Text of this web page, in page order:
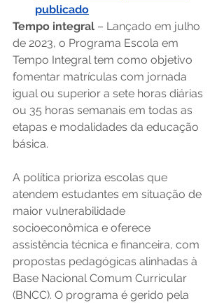
publicado
Tempo integral – Lançado em julho
de 2023, o Programa Escola em
Tempo Integral tem como objetivo
fomentar matrículas com jornada
igual ou superior a sete horas diárias
ou 35 horas semanais em todas as
etapas e modalidades da educação
básica.
A política prioriza escolas que
atendem estudantes em situação de
maior vulnerabilidade
socioeconômica e oferece
assistência técnica e financeira, com
propostas pedagógicas alinhadas à
Base Nacional Comum Curricular
(BNCC). O programa é gerido pela